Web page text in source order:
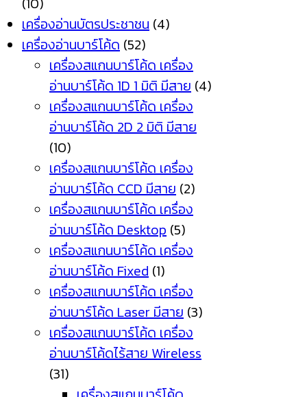
เครื่องอ่านบัตรประชาชน (4)
เครื่องอ่านบาร์โค้ด (52)
เครื่องสแกนบาร์โค้ด เครื่อง
อ่านบาร์โค้ด 1D 1 มิติ มีสาย (4)
เครื่องสแกนบาร์โค้ด เครื่อง
อ่านบาร์โค้ด 2D 2 มิติ มีสาย
(10)
เครื่องสแกนบาร์โค้ด เครื่อง
อ่านบาร์โค้ด CCD มีสาย (2)
เครื่องสแกนบาร์โค้ด เครื่อง
อ่านบาร์โค้ด Desktop (5)
เครื่องสแกนบาร์โค้ด เครื่อง
อ่านบาร์โค้ด Fixed (1)
เครื่องสแกนบาร์โค้ด เครื่อง
อ่านบาร์โค้ด Laser มีสาย (3)
เครื่องสแกนบาร์โค้ด เครื่อง
อ่านบาร์โค้ดไร้สาย Wireless
(31)